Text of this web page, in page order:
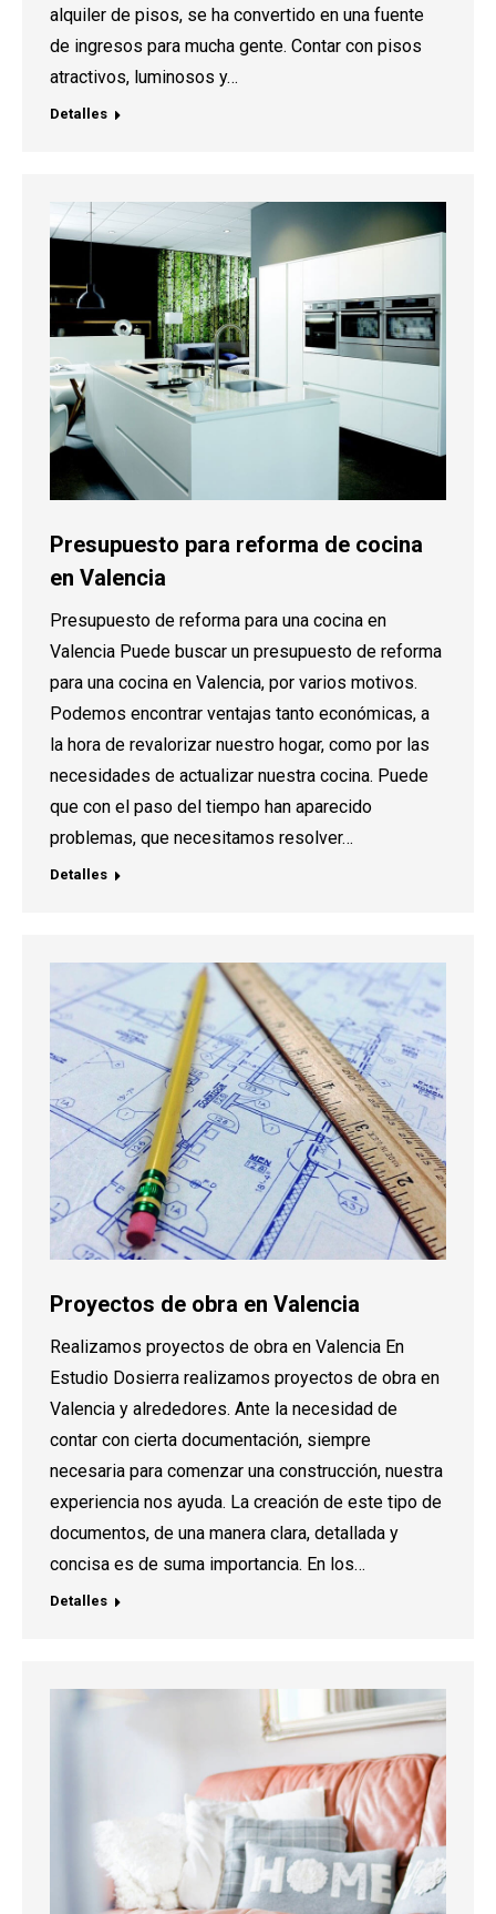
alquiler de pisos, se ha convertido en una fuente
de ingresos para mucha gente. Contar con pisos
atractivos, luminosos y…
Detalles
Presupuesto para reforma de cocina
en Valencia
Presupuesto de reforma para una cocina en
Valencia Puede buscar un presupuesto de reforma
para una cocina en Valencia, por varios motivos.
Podemos encontrar ventajas tanto económicas, a
la hora de revalorizar nuestro hogar, como por las
necesidades de actualizar nuestra cocina. Puede
que con el paso del tiempo han aparecido
problemas, que necesitamos resolver…
Detalles
Proyectos de obra en Valencia
Realizamos proyectos de obra en Valencia En
Estudio Dosierra realizamos proyectos de obra en
Valencia y alrededores. Ante la necesidad de
contar con cierta documentación, siempre
necesaria para comenzar una construcción, nuestra
experiencia nos ayuda. La creación de este tipo de
documentos, de una manera clara, detallada y
concisa es de suma importancia. En los…
Detalles